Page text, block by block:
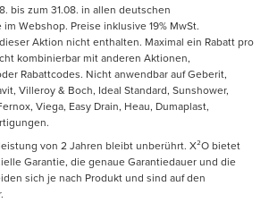
bis zum 31.08. in allen deutschen
Webshop. Preise inklusive 19% MwSt.
Aktion nicht enthalten. Maximal ein Rabatt pro
kombinierbar mit anderen Aktionen,
Rabattcodes. Nicht anwendbar auf Geberit,
Villeroy & Boch, Ideal Standard, Sunshower,
Viega, Easy Drain, Heau, Dumaplast,
von 2 Jahren bleibt unberührt. X²O bietet
Garantie, die genaue Garantiedauer und die
sich je nach Produkt und sind auf den